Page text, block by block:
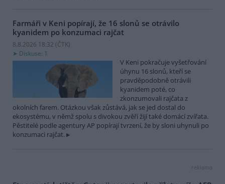
Farmáři v Keni popírají, že 16 slonů se otrávilo
kyanidem po konzumaci rajčat
8.8.2026 18:32 (ČTK)
Diskuse: 1
V Keni pokračuje vyšetřování
úhynu 16 slonů, kteří se
pravděpodobně otrávili
kyanidem poté, co
zkonzumovali rajčata z
okolních farem. Otázkou však zůstává, jak se jed dostal do
ekosystému, v němž spolu s divokou zvěří žijí také domácí zvířata.
Pěstitelé podle agentury AP popírají tvrzení, že by sloni uhynuli po
konzumaci rajčat.
reklama